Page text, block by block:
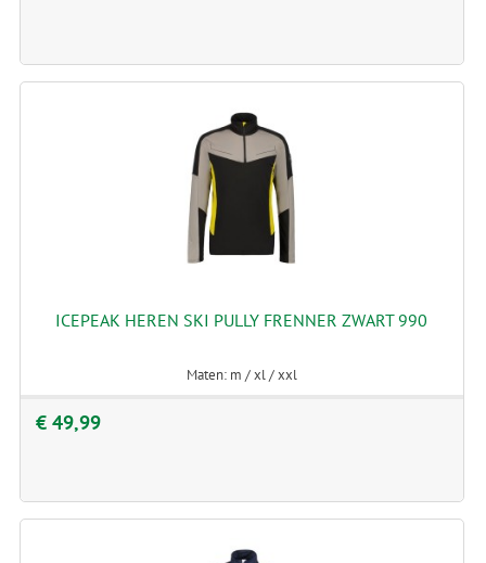
ICEPEAK HEREN SKI PULLY FRENNER ZWART 990
Maten: m / xl / xxl
€ 49,99